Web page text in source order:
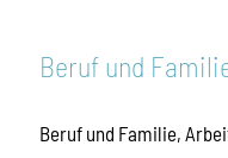
Beruf und
Beruf und Familie,